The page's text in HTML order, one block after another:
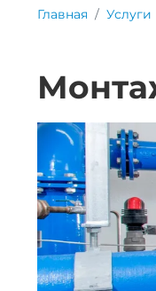
Главная Услуги